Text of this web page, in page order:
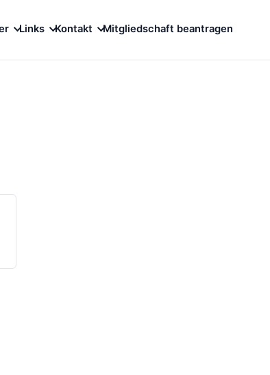
Links Kontakt Mitgliedschaft beantragen